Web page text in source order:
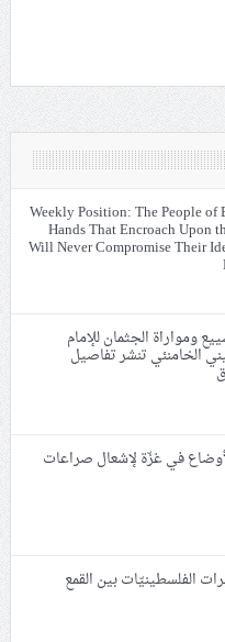
Weekly Position: The People
Hands That Encroach Upon
Will Never Compromise Their
ومواراة الجثمان للإمام
الخامنئي تنشر تفاصيل
في غزّة لإشعال صراعات
الفلسطينيّات بين القمع